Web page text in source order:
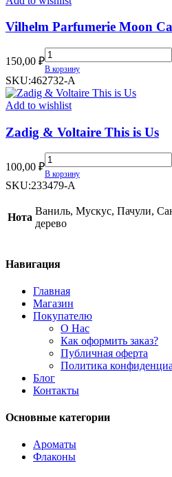
Vilhelm Parfumerie Moon
150,00 ₽
Vilhelm
Parfumerie
Moon
Carnival
quantity
В корзину
SKU:462732-A
Add to wishlist
Zadig & Voltaire This is Us
100,00 ₽
Zadig
&
Voltaire
is
Us
quantity
В корзину
SKU:233479-A
Нота
Ваниль, Мускус, Пачули,
дерево
Навигация
Главная
Магазин
Покупателю
О Нас
Как оформить заказ?
Публичная оферта
Политика
Блог
Контакты
Основные категории
Ароматы
Флаконы